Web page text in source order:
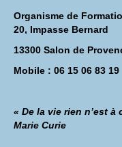
Organisme de
20, Impasse Bernard
13300 Salon de
Mobile : 06 15 06 83 19
« De la vie rien n’est
Marie Curie